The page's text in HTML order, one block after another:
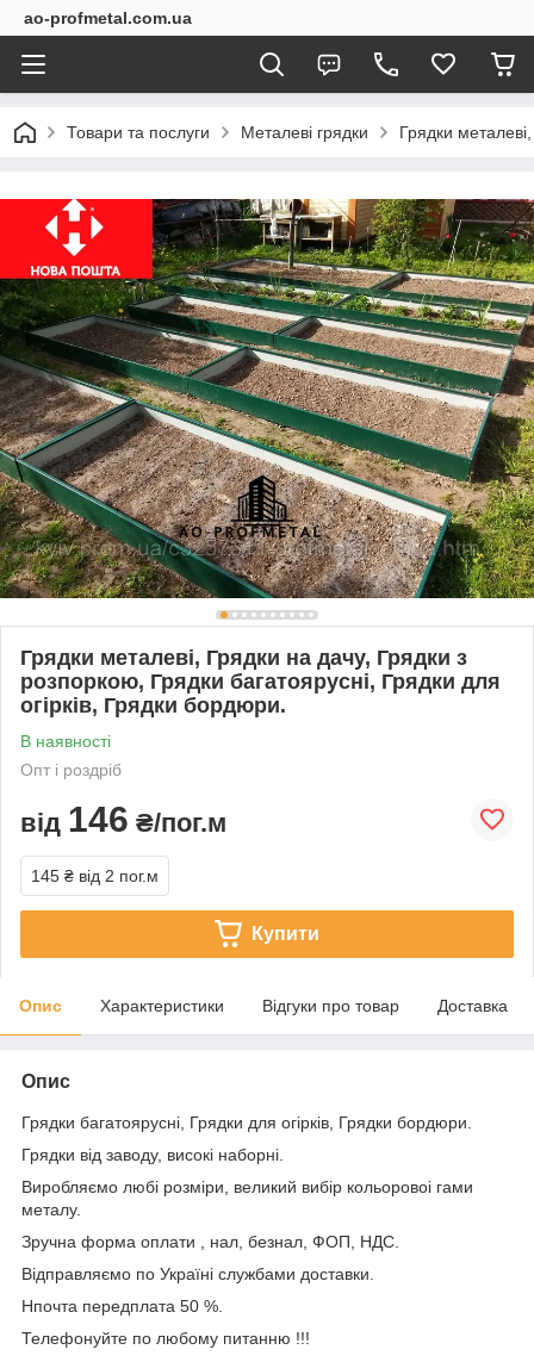
ao-profmetal.com.ua
Товари та послуги Металеві грядки Грядки
Грядки металеві, Грядки на дачу, Грядки з
розпоркою, Грядки багатоярусні, Грядки для
огірків, Грядки бордюри.
В наявності
Опт і роздріб
від 146 ₴/пог.м
145 ₴ від 2 пог.м
Купити
Опис Характеристики Відгуки про товар Доставка
Опис
Грядки багатоярусні, Грядки для огірків, Грядки бордюри.
Грядки від заводу, високі наборні.
Виробляємо любі розміри, великий вибір кольоровоі гами
металу.
Зручна форма оплати , нал, безнал, ФОП, НДС.
Відправляємо по Україні службами доставки.
Нпочта передплата 50 %.
Телефонуйте по любому питанню !!!